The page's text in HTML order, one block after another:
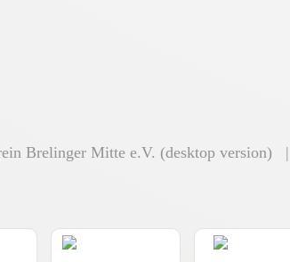
Brelinger Mitte e.V. (desktop version) |